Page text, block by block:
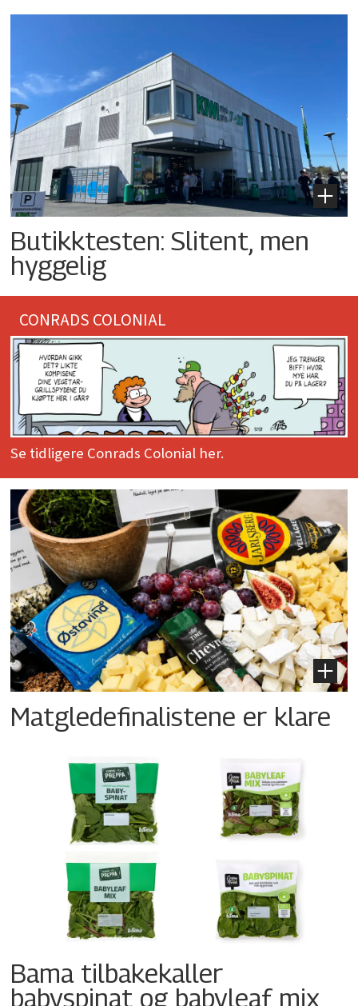
Butikktesten: Slitent, men
hyggelig
CONRADS COLONIAL
Se tidligere Conrads Colonial her.
Matgledefinalistene er klare
Bama tilbakekaller
babyspinat og babyleaf mix